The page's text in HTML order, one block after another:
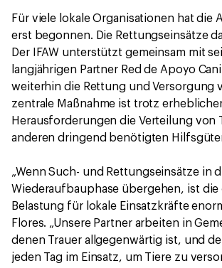
Für viele lokale Organisationen hat die
erst begonnen. Die Rettungseinsätze
Der IFAW unterstützt gemeinsam mit
langjährigen Partner Red de Apoyo
weiterhin die Rettung und Versorgung
zentrale Maßnahme ist trotz
Herausforderungen die Verteilung von
anderen dringend benötigten
„Wenn Such- und Rettungseinsätze in
Wiederaufbauphase übergehen, ist die
Belastung für lokale Einsatzkräfte
Flores. „Unsere Partner arbeiten in
denen Trauer allgegenwärtig ist, und
jeden Tag im Einsatz, um Tiere zu